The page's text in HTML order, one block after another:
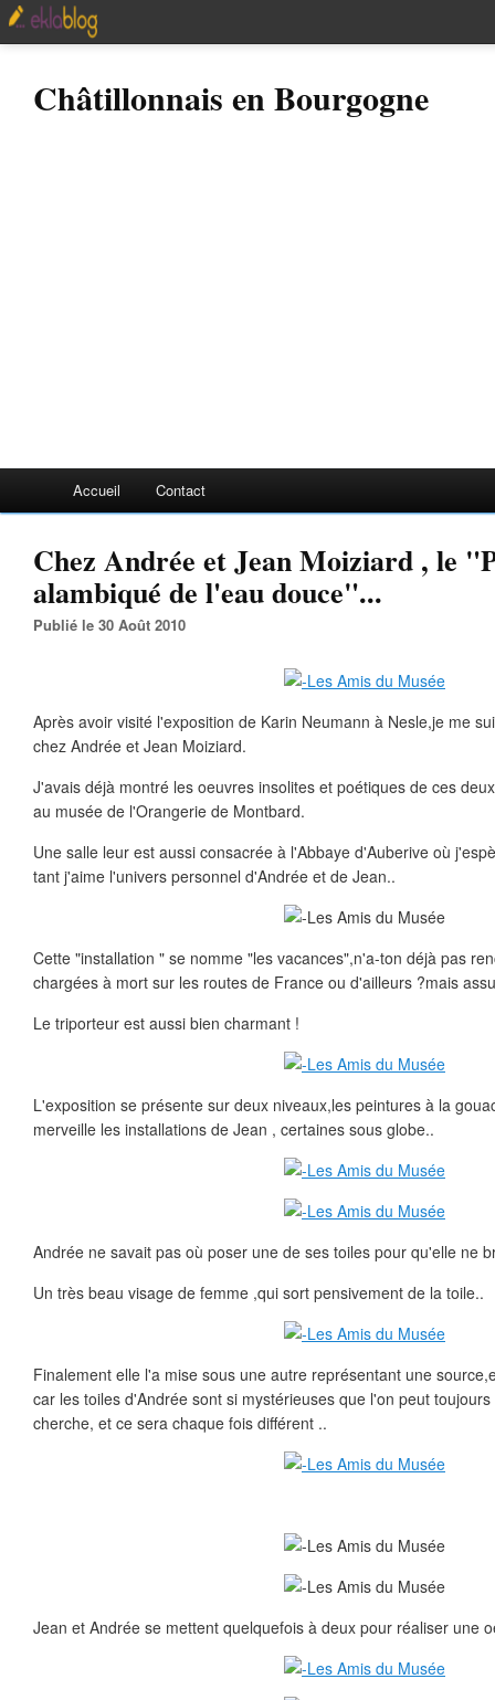
Châtillonnais en Bourgogne
Accueil Contact
Chez Andrée et Jean Moiziard , le
alambiqué de l'eau douce"...
Publié le 30 Août 2010
Après avoir visité l'exposition de Karin Neumann à Nesle,je me
chez Andrée et Jean Moiziard.
J'avais déjà montré les oeuvres insolites et poétiques de ces
au musée de l'Orangerie de Montbard.
Une salle leur est aussi consacrée à l'Abbaye d'Auberive où
tant j'aime l'univers personnel d'Andrée et de Jean..
Cette "installation " se nomme "les vacances",n'a-ton déjà pas
chargées à mort sur les routes de France ou d'ailleurs ?mais
Le triporteur est aussi bien charmant !
L'exposition se présente sur deux niveaux,les peintures à la
merveille les installations de Jean , certaines sous globe..
Andrée ne savait pas où poser une de ses toiles pour qu'elle ne
Un très beau visage de femme ,qui sort pensivement de la toile..
Finalement elle l'a mise sous une autre représentant une
car les toiles d'Andrée sont si mystérieuses que l'on peut
cherche, et ce sera chaque fois différent ..
Jean et Andrée se mettent quelquefois à deux pour réaliser une